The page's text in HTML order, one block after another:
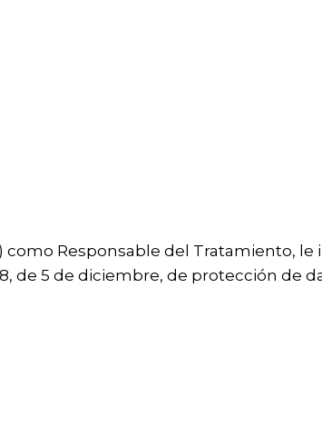
Responsable del Tratamiento,
de 5 de diciembre, de protección de